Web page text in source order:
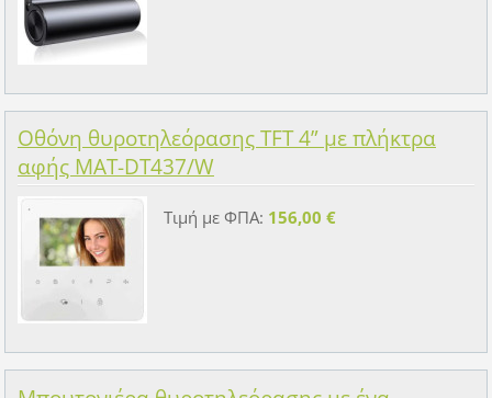
Οθόνη θυροτηλεόρασης TFT 4” με πλήκτρα
αφής MAT-DT437/W
Τιμή με ΦΠΑ: 156,00 €